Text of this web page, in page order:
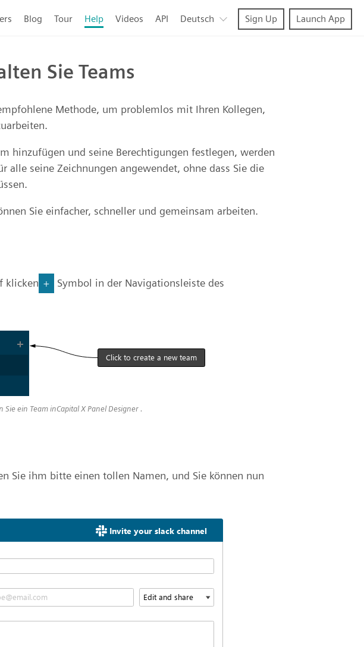
Blog Tour Help Videos API Deutsch Sign Up Launch App
Sie Teams
Methode, um problemlos mit Ihren Kollegen,
hinzufügen und seine Berechtigungen festlegen, werden
alle seine Zeichnungen angewendet, ohne dass Sie die
Sie einfacher, schneller und gemeinsam arbeiten.
klicken +
Symbol in der Navigationsleiste des
Sie ein Team inCapital X Panel Designer .
Sie ihm bitte einen tollen Namen, und Sie können nun